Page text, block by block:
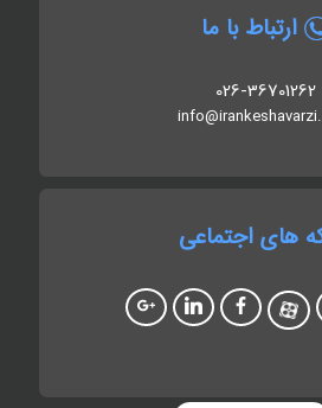
ارتباط با ما
026-36701262
های اجتماعی